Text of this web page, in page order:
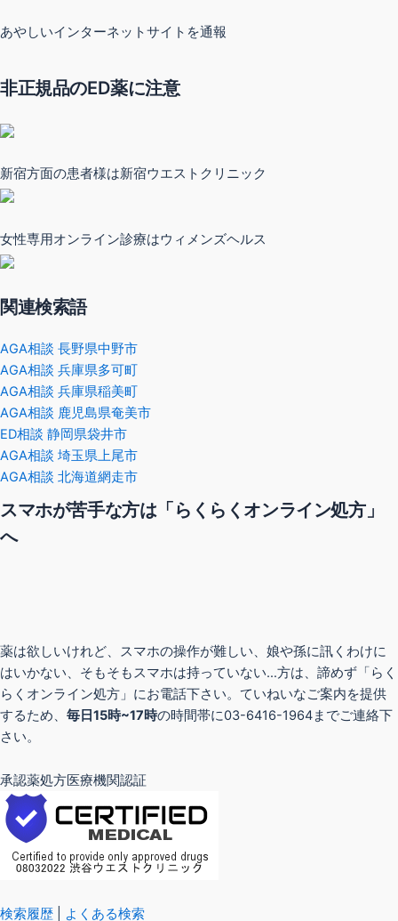
あやしいインターネットサイトを通報
非正規品のED薬に注意
新宿方面の患者様は新宿ウエストクリニック
女性専用オンライン診療はウィメンズヘルス
関連検索語
AGA相談 長野県中野市
AGA相談 兵庫県多可町
AGA相談 兵庫県稲美町
AGA相談 鹿児島県奄美市
ED相談 静岡県袋井市
AGA相談 埼玉県上尾市
AGA相談 北海道網走市
スマホが苦手な方は「らくらくオンライン処方」
へ
薬は欲しいけれど、スマホの操作が難しい、娘や孫に訊くわけに
はいかない、そもそもスマホは持っていない…方は、諦めず「らく
らくオンライン処方」にお電話下さい。ていねいなご案内を提供
するため、 毎日15時~17時の時間帯に03-6416-1964までご連絡下
さい。
承認薬処方医療機関認証
検索履歴 よくある検索